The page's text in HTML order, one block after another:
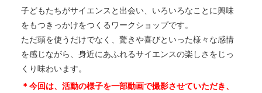
子どもたちがサイエンスと出会い、いろいろなことに興味
をもつきっかけをつくるワークショップです。
ただ頭を使うだけでなく、驚きや喜びといった様々な感情
を感じながら、身近にあふれるサイエンスの楽しさをじっ
くり味わいます。
＊今回は、活動の様子を一部動画で撮影させていただき、